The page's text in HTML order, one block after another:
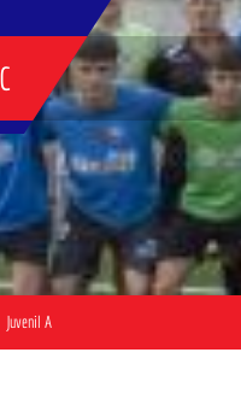
Juvenil A